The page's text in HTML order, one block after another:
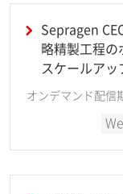
Sepragen
略精製工程の
スケールアッ
オンデマンド配信